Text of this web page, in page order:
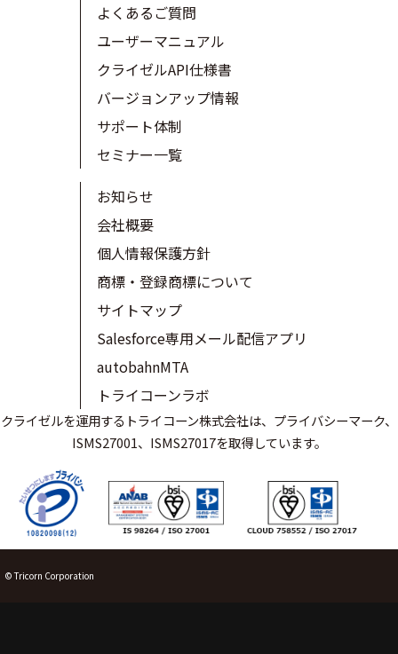
よくあるご質問
ユーザーマニュアル
クライゼルAPI仕様書
バージョンアップ情報
サポート体制
セミナー一覧
お知らせ
会社概要
個人情報保護方針
商標・登録商標について
サイトマップ
Salesforce専用メール配信アプリ
autobahnMTA
トライコーンラボ
クライゼルを運用するトライコーン株式会社は、プライバシーマーク、
ISMS27001、ISMS27017を取得しています。
© Tricorn Corporation